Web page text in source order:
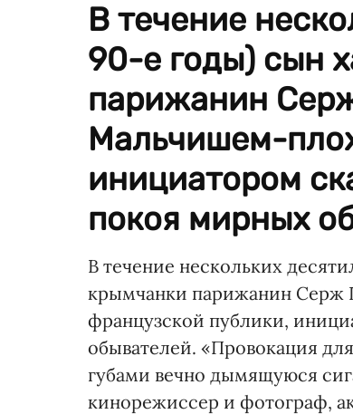
В течение
90-е годы) сын
парижанин
Мальчишем-
инициатором
покоя мирных
В течение нескольких
крымчанки парижанин
французской публики,
обывателей. «Провокация
губами вечно дымящуюся
кинорежиссер и фотограф,